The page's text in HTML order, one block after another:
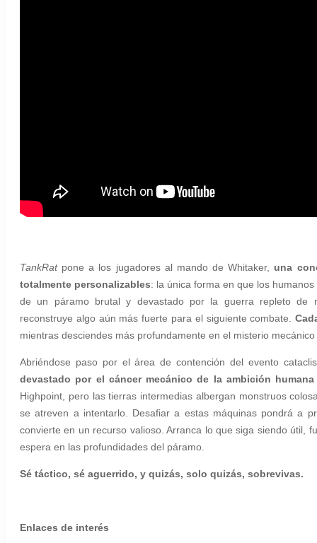
TankRatpone a los jugadores al mando de Whitaker, una
totalmente personalizables: la única forma en que los
de un páramo brutal y devastado por la guerra repleto de
reconstruye algo aún más fuerte para el siguiente combate.
mientras desciendes más profundamente en el misterio
Abriéndose paso por el área de contención del evento
devastado por el cáncer mecánico de la ambición
Highpoint, pero las tierras intermedias albergan monstruos
se atreven a intentarlo. Desafiar a estas máquinas pondrá a
convierte en un recurso valioso. Arranca lo que siga siendo útil,
espera en las profundidades del páramo.
Sé táctico, sé aguerrido, y quizás, solo quizás, sobrevivas.
Enlaces de interés